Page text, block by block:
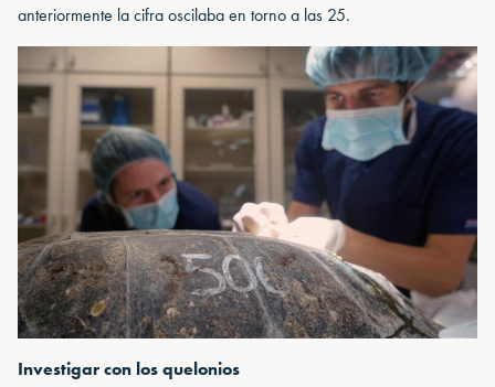
anteriormente la cifra oscilaba en torno a las 25.
Investigar con los quelonios